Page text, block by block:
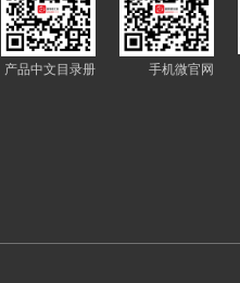
手机微官网
产品中文目录册